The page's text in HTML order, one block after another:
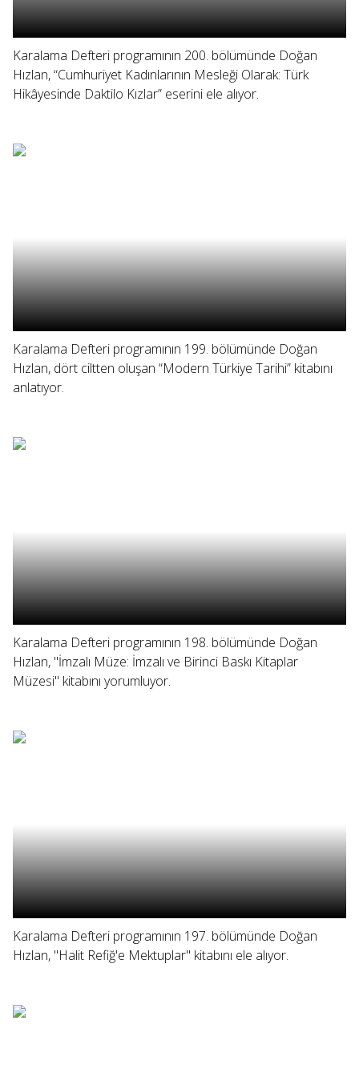
Karalama Defteri programının 200. bölümünde Doğan
Hızlan, “Cumhuriyet Kadınlarının Mesleği Olarak: Türk
Hikâyesinde Daktilo Kızlar” eserini ele alıyor.
Karalama Defteri programının 199. bölümünde Doğan
Hızlan, dört ciltten oluşan “Modern Türkiye Tarihi” kitabını
anlatıyor.
Karalama Defteri programının 198. bölümünde Doğan
Hızlan, "İmzalı Müze: İmzalı ve Birinci Baskı Kitaplar
Müzesi" kitabını yorumluyor.
Karalama Defteri programının 197. bölümünde Doğan
Hızlan, "Halit Refiğ'e Mektuplar" kitabını ele alıyor.